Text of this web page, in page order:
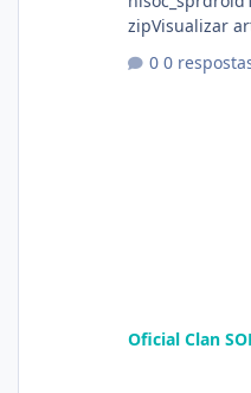
zipVisualizar
0
Oficial Clan